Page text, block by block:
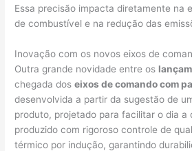
Essa precisão impacta diretamente na
de combustível e na redução das
Inovação com os novos eixos de
Outra grande novidade entre os
chegada doseixos de comando com
desenvolvida a partir da sugestão de
produto, projetado para facilitar o dia a
produzido com rigoroso controle de
térmico por indução, garantindo